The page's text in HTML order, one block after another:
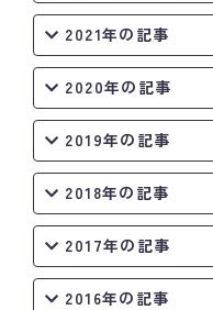
2021年の記事
2020年の記事
2019年の記事
2018年の記事
2017年の記事
2016年の記事